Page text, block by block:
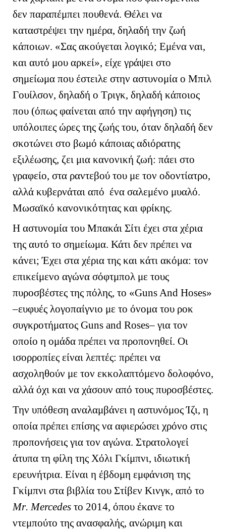
δεν παραπέμπει πουθενά. Θέλει να
καταστρέψει την ημέρα, δηλαδή την ζωή
κάποιων. «Σας ακούγεται λογικό; Εμένα ναι,
και αυτό μου αρκεί», είχε γράψει στο
σημείωμα που έστειλε στην αστυνομία ο Μπιλ
Γουίλσον, δηλαδή ο Τριγκ, δηλαδή κάποιος
που (όπως φαίνεται από την αφήγηση) τις
υπόλοιπες ώρες της ζωής του, όταν δηλαδή δεν
σκοτώνει στο βωμό κάποιας αδιόρατης
εξιλέωσης, ζει μια κανονική ζωή: πάει στο
γραφείο, στα ραντεβού του με τον οδοντίατρο,
αλλά κυβερνάται από ένα σαλεμένο μυαλό.
Μωσαϊκό κανονικότητας και φρίκης.
Η αστυνομία του Μπακάι Σίτι έχει στα χέρια
της αυτό το σημείωμα. Κάτι δεν πρέπει να
κάνει; Έχει στα χέρια της και κάτι ακόμα: τον
επικείμενο αγώνα σόφτμπολ με τους
πυροσβέστες της πόλης, το «Guns And Hoses»
–ευφυές λογοπαίγνιο με το όνομα του ροκ
συγκροτήματος Guns and Roses– για τον
οποίο η ομάδα πρέπει να προπονηθεί. Οι
ισορροπίες είναι λεπτές: πρέπει να
ασχοληθούν με τον εκκολαπτόμενο δολοφόνο,
αλλά όχι και να χάσουν από τους πυροσβέστες.
Την υπόθεση αναλαμβάνει η αστυνόμος Ίζι, η
οποία πρέπει επίσης να αφιερώσει χρόνο στις
προπονήσεις για τον αγώνα. Στρατολογεί
άτυπα τη φίλη της Χόλι Γκίμπνι, ιδιωτική
ερευνήτρια. Είναι η έβδομη εμφάνιση της
Γκίμπνι στα βιβλία του Στίβεν Κινγκ, από το
Mr. Mercedes τo 2014, όπου έκανε το
ντεμπούτο της ανασφαλής, ανώριμη και